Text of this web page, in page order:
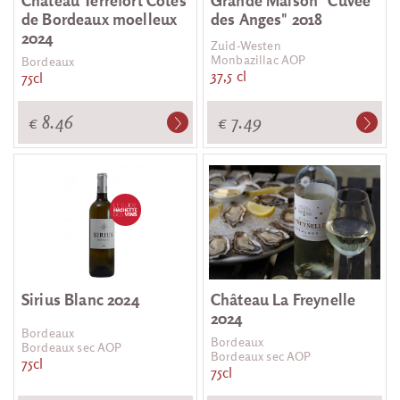
de Bordeaux moelleux
2024
Bordeaux
75cl
€ 8.46
des Anges" 2018
Zuid-Westen
Monbazillac AOP
37,5 cl
€ 7.49
Sirius Blanc 2024
Bordeaux
Bordeaux sec AOP
75cl
Château La Freynelle
2024
Bordeaux
Bordeaux sec AOP
75cl